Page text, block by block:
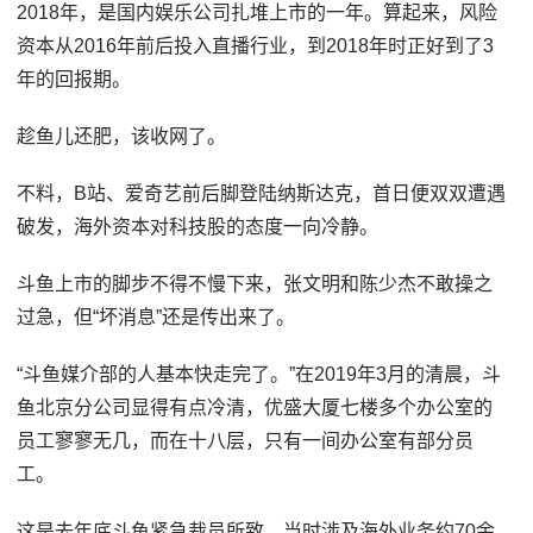
2018年，是国内娱乐公司扎堆上市的一年。算起来，风险
资本从2016年前后投入直播行业，到2018年时正好到了3
年的回报期。
趁鱼儿还肥，该收网了。
不料，B站、爱奇艺前后脚登陆纳斯达克，首日便双双遭遇
破发，海外资本对科技股的态度一向冷静。
斗鱼上市的脚步不得不慢下来，张文明和陈少杰不敢操之
过急，但“坏消息”还是传出来了。
“斗鱼媒介部的人基本快走完了。”在2019年3月的清晨，斗
鱼北京分公司显得有点冷清，优盛大厦七楼多个办公室的
员工寥寥无几，而在十八层，只有一间办公室有部分员
工。